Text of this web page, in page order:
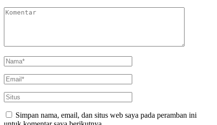
Simpan nama, email, dan situs web saya pada peramban ini